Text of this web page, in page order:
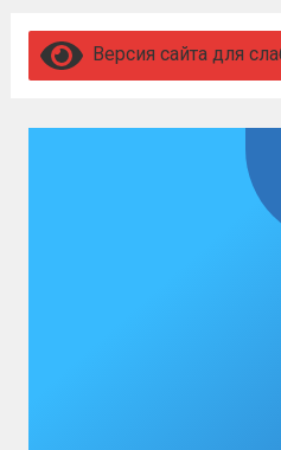
Версия сайта для